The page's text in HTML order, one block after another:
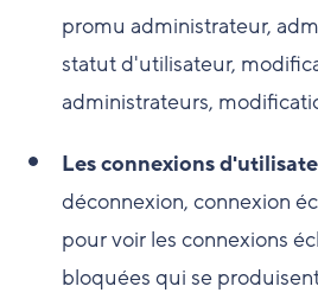
promu administrateur,
statut d'utilisateur,
administrateurs,
Les connexions
déconnexion, connexion
pour voir les connexions
bloquées qui se